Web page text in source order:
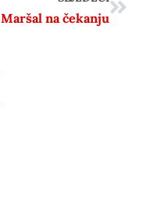
Maršal na čekanju